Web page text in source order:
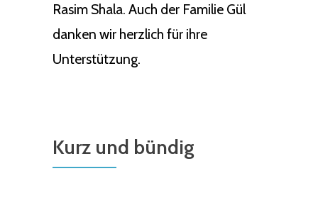
Rasim Shala. Auch der Familie Gül
danken wir herzlich für ihre
Unterstützung.
Kurz und bündig